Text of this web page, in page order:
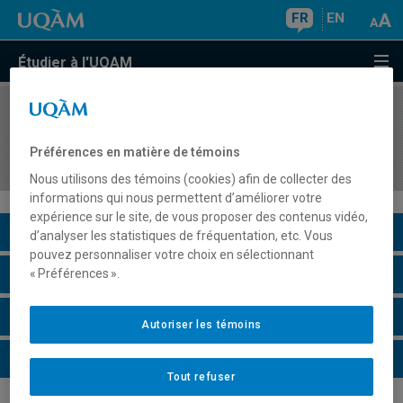
FR EN
Étudier à l'UQAM
COURS//
du français langue d'enseignement
Description du cours
Horaire - Été 2026
Horaire - Automne 2026
Horaire - Hiver 2027
Préférences en matière de témoins
Nous utilisons des témoins (cookies) afin de collecter des
informations qui nous permettent d’améliorer votre
expérience sur le site, de vous proposer des contenus vidéo,
d’analyser les statistiques de fréquentation, etc. Vous
pouvez personnaliser votre choix en sélectionnant
« Préférences ».
Tout refuser
Autoriser les témoins